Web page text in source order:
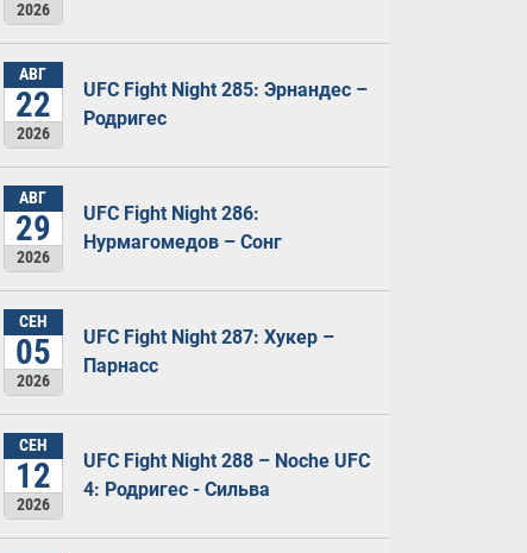
2026
АВГ
22
2026
UFC Fight Night 285: Эрнандес –
Родригес
АВГ
29
2026
UFC Fight Night 286:
Нурмагомедов – Сонг
СЕН
05
2026
UFC Fight Night 287: Хукер –
Парнасс
СЕН
12
2026
UFC Fight Night 288 – Noche UFC
4: Родригес - Сильва